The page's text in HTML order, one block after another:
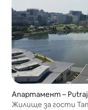
Апартамент –
Жилище за гости